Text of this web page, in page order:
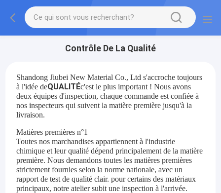
Contrôle De La Qualité
Shandong Jiubei New Material Co., Ltd s'accroche toujours
à l'idée deQUALITÉc'est le plus important ! Nous avons
deux équipes d'inspection, chaque commande est confiée à
nos inspecteurs qui suivent la matière première jusqu'à la
livraison.
Matières premières n°1
Toutes nos marchandises appartiennent à l'industrie
chimique et leur qualité dépend principalement de la matière
première. Nous demandons toutes les matières premières
strictement fournies selon la norme nationale, avec un
rapport de test de qualité clair. pour certains des matériaux
principaux, notre atelier subit une inspection à l'arrivée.